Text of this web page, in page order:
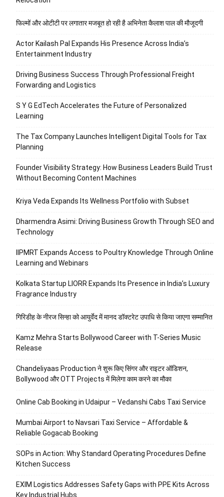
फिल्मों और ओटीटी पर लगातार मजबूत हो रही है अभिनेता कैलाश पाल की मौजूदगी
Actor Kailash Pal Expands His Presence Across India’s
Entertainment Industry
Driving Business Success Through Professional Freight
Forwarding and Logistics
S Y G EdTech Accelerates the Future of Personalized
Learning
The Tax Company Launches Intelligent Digital Tools for Tax
Planning
Founder Visibility Strategy: How Business Leaders Build Trust
Without Becoming Content Machines
Kriya Veda Expands Its Wellness Portfolio with Subset
Dharmendra Asimi: Driving Business Growth Through SEO and
Technology
IIPMRT Expands Access to Poultry Knowledge Through Online
Learning and Webinars
Kolkata Startup LIORR Expands Its Presence in India’s Luxury
Fragrance Industry
गिरिडीह के नीरज सिन्हा को आयुर्वेद में मानद डॉक्टरेट उपाधि से किया जाएगा सम्मानित
Kamz Mehra Starts Bollywood Career with T-Series Music
Release
Chandeliyaas Production ने शुरू किए सिंगर और राइटर ऑडिशन,
Bollywood और OTT Projects में मिलेगा काम करने का मौका
Online Cab Booking in Udaipur – Vedanshi Cabs Taxi Service
Mumbai Airport to Navsari Taxi Service – Affordable &
Reliable Gogacab Booking
SOPs in Action: Why Standard Operating Procedures Define
Kitchen Success
EXIM Logistics Addresses Safety Gaps with PPE Kits Across
Key Industrial Hubs